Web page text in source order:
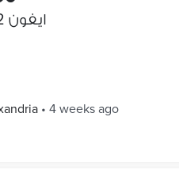
ايفون 12 عادي للبيع
• 4 weeks ago